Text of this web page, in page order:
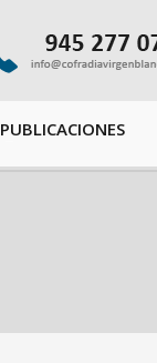
PUBLICACIONES